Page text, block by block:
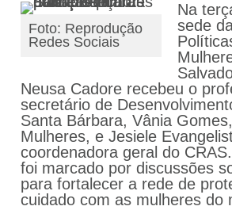
Foto: Reprodução
Redes Sociais
Na
sede
Neusa Cadore recebeu o
secretário de
Santa Bárbara, Vânia
Mulheres, e Jesiele
coordenadora geral do
foi marcado por discussões
para fortalecer a rede de
cuidado com as mulheres do